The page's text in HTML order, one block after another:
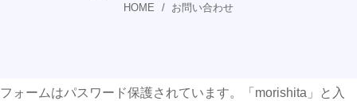
HOME お問い合わせ
フォームはパスワード保護されています。「morishita」と入